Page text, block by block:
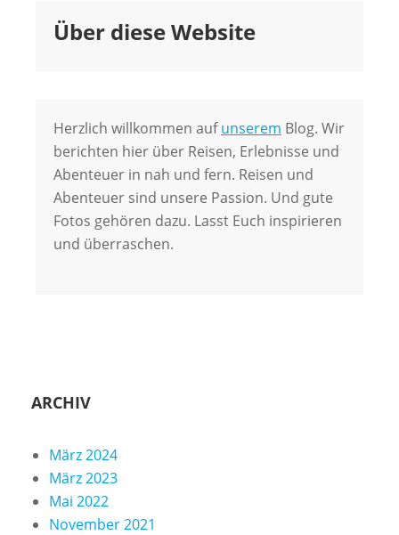
Über diese Website
Herzlich willkommen aufunserem Blog. Wir
berichten hier über Reisen, Erlebnisse und
Abenteuer in nah und fern. Reisen und
Abenteuer sind unsere Passion. Und gute
Fotos gehören dazu. Lasst Euch inspirieren
und überraschen.
ARCHIV
März 2024
März 2023
Mai 2022
November 2021